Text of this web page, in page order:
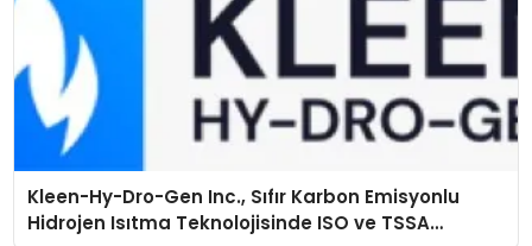
Kleen-Hy-Dro-Gen Inc., Sıfır Karbon Emisyonlu
Hidrojen Isıtma Teknolojisinde ISO ve TSSA